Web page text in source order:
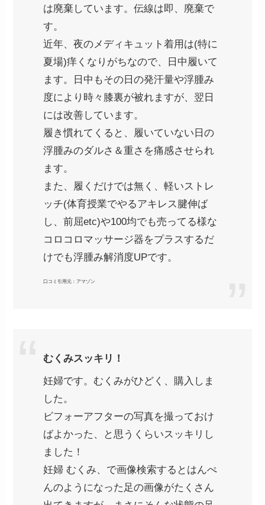
は廃棄しています。伝線は即、廃棄で
す。
近年、夜のメディキュット着用は(特に
夏場)痒くなりがちなので、日中履いて
ます。日中もその日の発汗量や浮腫み
度により時々膝裏が被れますが、翌日
には改善しています。
履き慣れてくると、履いていない日の
浮腫みのダルさ＆重さを痛感させられ
ます。
また、履くだけでは無く、軽いストレ
ッチ(体育授業でやるアキレス腱伸ば
し、前屈etc)や100均でも売ってる様な
コロコロマッサージ器をプラスするだ
けでも浮腫み解消度UPです。
口コミ引用元：アマゾン
むくみスッキリ！
妊婦です。むくみがひどく、購入しま
した。
ビフォーアフターの写真を撮っておけ
ばよかった、と思うくらいスッキリし
ました！
妊婦 むくみ、で画像検索するとはんぺ
んのようになった足の画像がたくさん